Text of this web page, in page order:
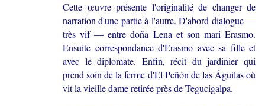
Cette œuvre présente l'originalité de changer de
narration d'une partie à l'autre. D'abord dialogue —
très vif — entre doña Lena et son mari Erasmo.
Ensuite correspondance d'Erasmo avec sa fille et
avec le diplomate. Enfin, récit du jardinier qui
prend soin de la ferme d'El Peñón de las Águilas où
vit la vieille dame retirée près de Tegucigalpa.